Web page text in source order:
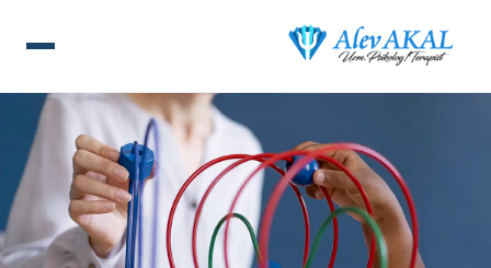
ANA SAYFA